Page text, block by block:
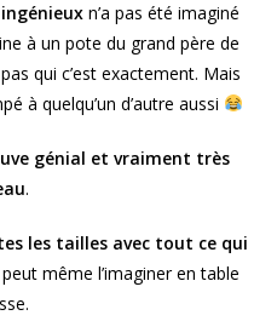
n’a pas été imaginé
à un pote du grand père de
qui c’est exactement. Mais
à quelqu’un d’autre aussi
génial et vraiment très
.
les tailles avec tout ce qui
même l’imaginer en table